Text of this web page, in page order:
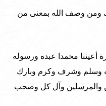
ومن وصف الله بمعنى من
أعيننا محمدا عبده ورسوله
وسلم وشرف وكرم وبارك
والمرسلين وآل كل وصحب